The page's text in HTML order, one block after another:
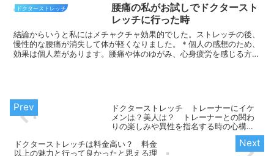
ドクターストレッチ
腰痛の私がお試しでドクタースト
レッチに行った時
結論からいうと私にはメチャクチャ効果的でした。ストレッチの後、
慢性的な腰痛が消失して体が軽くなりました。＊個人の感想のため、
効果は個人差があります。腰痛や体のゆがみ、心身疲労を感じる方。
ドクターストレッチ トレーナーにイケ
メンは？美人は？ トレーナーとの関わ
りの楽しみや異性を指名する時の心構え
ドクターストレッチは料金高い？ 料金
以上の魅力と行って良かったと思える理